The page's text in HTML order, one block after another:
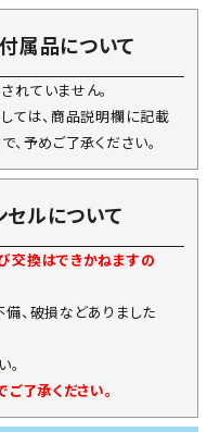
属品について
ていません。
ては、商品説明欄に記載
予めご了承ください。
セルについて
交換はできかねますの
、破損などありました
了承ください。